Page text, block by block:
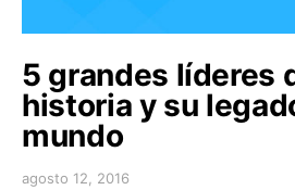
5 grandes líderes
historia y su
mundo
agosto 12, 2016